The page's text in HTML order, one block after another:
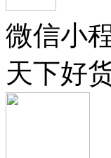
微信小
天下好